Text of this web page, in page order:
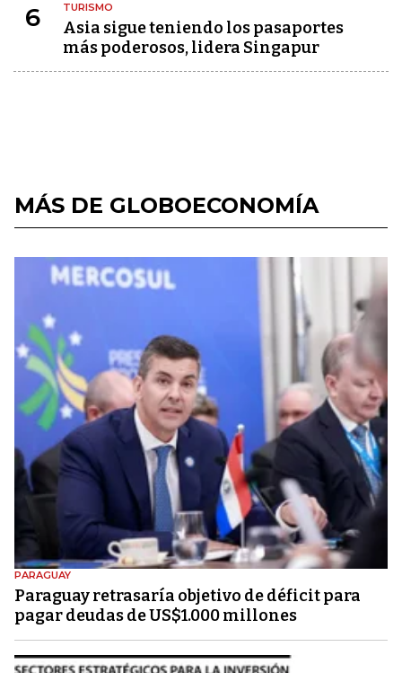
6 TURISMO
Asia sigue teniendo los pasaportes
más poderosos, lidera Singapur
MÁS DE GLOBOECONOMÍA
PARAGUAY
Paraguay retrasaría objetivo de déficit para
pagar deudas de US$1.000 millones